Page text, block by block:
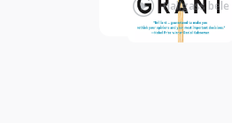
Hallgass bele